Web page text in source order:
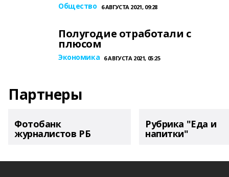
Общество 6 АВГУСТА 2021, 09:28
Полугодие отработали с
плюсом
Экономика 6 АВГУСТА 2021, 05:25
Партнеры
Фотобанк
журналистов РБ
Рубрика "Еда и
напитки"